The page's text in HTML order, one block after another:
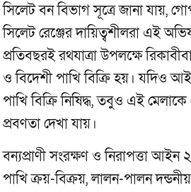
সিলেট বন বিভাগ সূত্রে জানা যায়,
সিলেট রেঞ্জের দায়িত্বশীলরা এই
প্রতিবছরই রথযাত্রা উপলক্ষে
ও বিদেশী পাখি বিক্রি হয়। যদিও
পাখি বিক্রি নিষিদ্ধ, তবুও এই মেলাকে
প্রবণতা দেখা যায়।
বন্যপ্রাণী সংরক্ষণ ও নিরাপত্তা
পাখি ক্রয়-বিক্রয়, লালন-পালন